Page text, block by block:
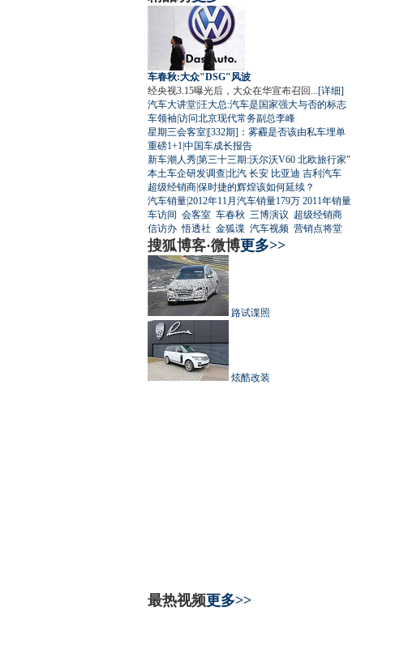
车春秋:大众"DSG"风波
经央视3.15曝光后，大众在华宣布召回... [详细]
汽车大讲堂|汪大总:汽车是国家强大与否的标志
车领袖|访问北京现代常务副总李峰
星期三会客室|[332期]：雾霾是否该由私车埋单
重磅1+1 |中国车成长报告
新车潮人秀|第三十三期:沃尔沃V60 北欧旅行家"
本土车企研发调查|北汽 长安 比亚迪 吉利汽车
超级经销商|保时捷的辉煌该如何延续？
汽车销量|2012年11月汽车销量179万 2011年销量
车访间 会客室 车春秋 三博演议 超级经销商
信访办 悟透社 金狐谍 汽车视频 营销点将堂
搜狐博客·微博更多>>
路试谍照
炫酷改装
最热视频更多>>